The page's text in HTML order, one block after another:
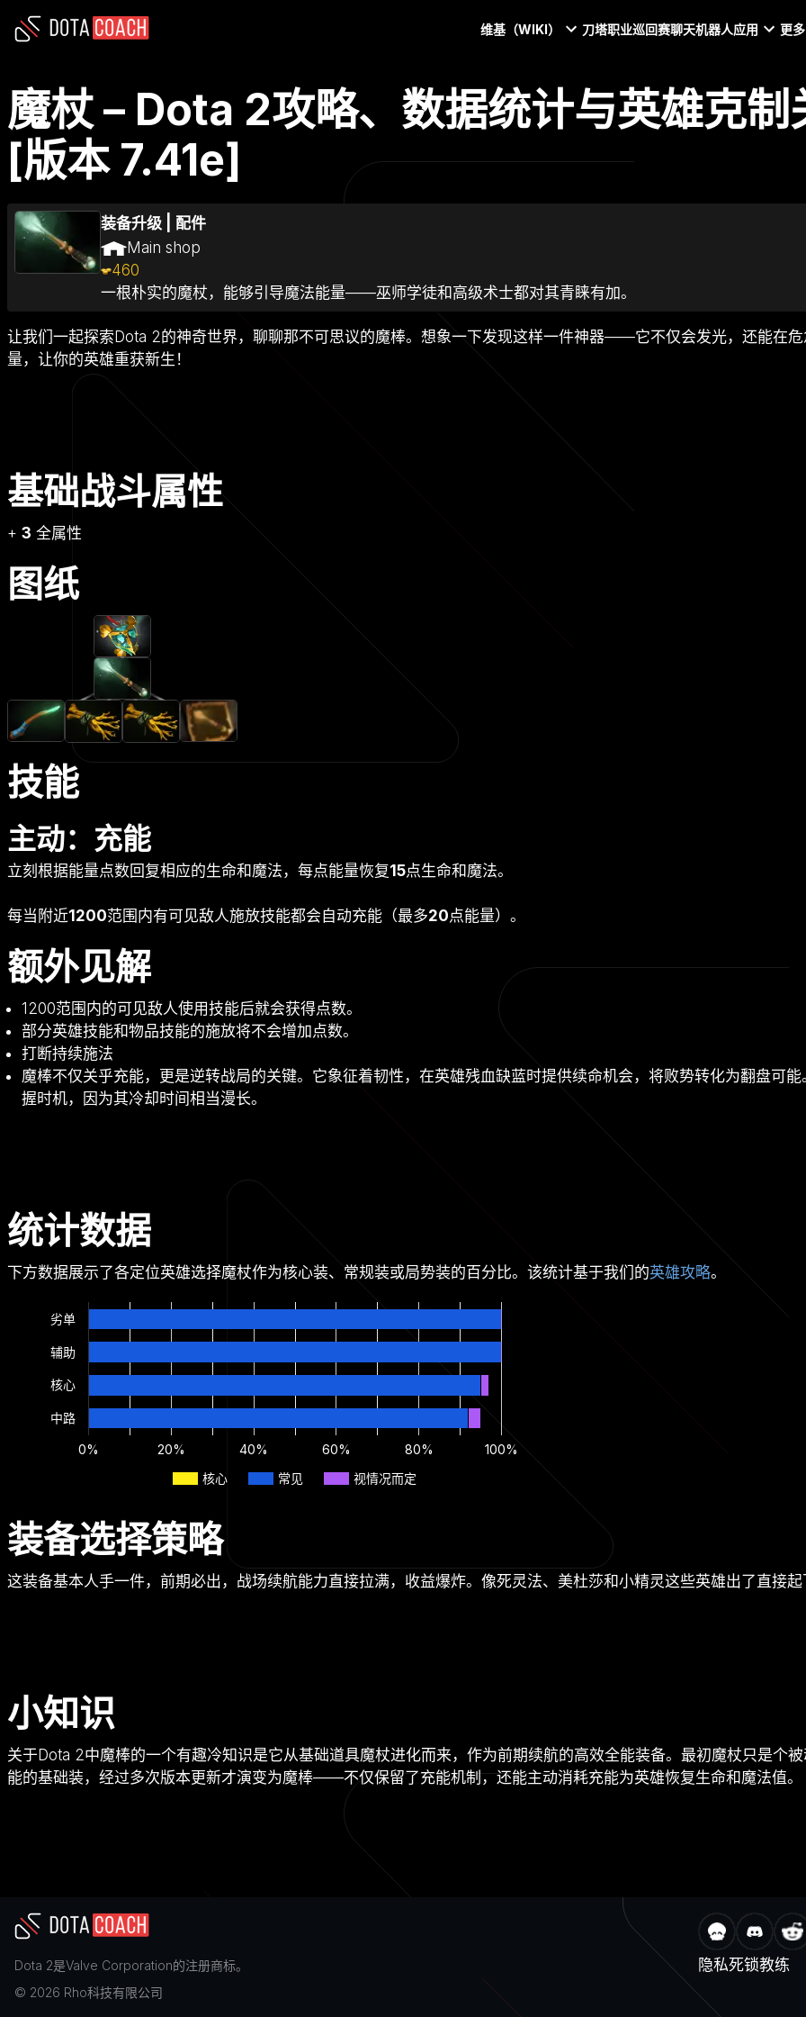
维基（WIKI） 刀塔职业巡回赛聊天机器人应用 更多
魔杖 – Dota 2攻略、数据统计与英雄克制
[版本 7.41e]
装备升级
配件
Main shop
460
一根朴实的魔杖，能够引导魔法能量——巫师学徒和高级术士都对其青睐有加。
让我们一起探索Dota 2的神奇世界，聊聊那不可思议的魔棒。想象一下发现这样一件神器——它不仅会发光，还能在
量，让你的英雄重获新生！
基础战斗属性
+ 3 全属性
图纸
技能
主动：充能
立刻根据能量点数回复相应的生命和魔法，每点能量恢复15点生命和魔法。
每当附近1200范围内有可见敌人施放技能都会自动充能（最多20点能量）。
额外见解
1200范围内的可见敌人使用技能后就会获得点数。
部分英雄技能和物品技能的施放将不会增加点数。
打断持续施法
魔棒不仅关乎充能，更是逆转战局的关键。它象征着韧性，在英雄残血缺蓝时提供续命机会，将败势转化为翻盘可
握时机，因为其冷却时间相当漫长。
统计数据
下方数据展示了各定位英雄选择魔杖作为核心装、常规装或局势装的百分比。该统计基于我们的英雄攻略。
核心 常见 视情况而定
0% 20% 40% 60% 80% 100%
劣单
辅助
核心
中路
装备选择策略
这装备基本人手一件，前期必出，战场续航能力直接拉满，收益爆炸。像死灵法、美杜莎和小精灵这些英雄出了直接起
小知识
关于Dota 2中魔棒的一个有趣冷知识是它从基础道具魔杖进化而来，作为前期续航的高效全能装备。最初魔杖只是个
能的基础装，经过多次版本更新才演变为魔棒——不仅保留了充能机制，还能主动消耗充能为英雄恢复生命和魔法值。
Dota 2是Valve Corporation的注册商标。
© 2026 Rho科技有限公司
隐私死锁教练